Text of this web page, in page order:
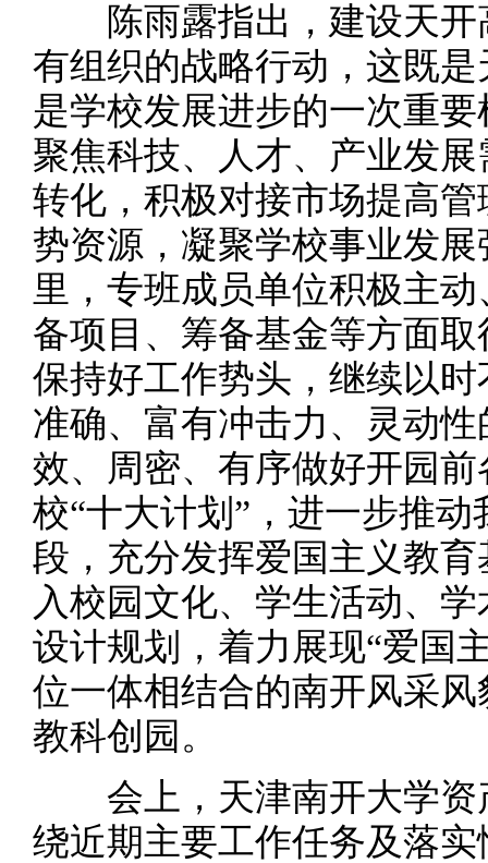
陈雨露指出，建设天开
有组织的战略行动，这既
是学校发展进步的一次重
聚焦科技、人才、产业发
转化，积极对接市场提高
势资源，凝聚学校事业发
里，专班成员单位积极主
备项目、筹备基金等方面
保持好工作势头，继续以
准确、富有冲击力、灵动
效、周密、有序做好开园
校“十大计划”，进一步推
段，充分发挥爱国主义教
入校园文化、学生活动、
设计规划，着力展现“爱国
位一体相结合的南开风采
教科创园。
会上，天津南开大学资
绕近期主要工作任务及落